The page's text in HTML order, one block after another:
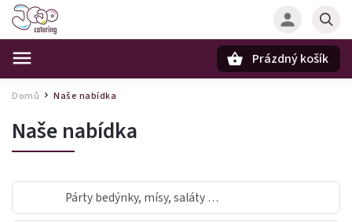
Prázdný košík
Domů / Naše nabídka
Naše nabídka
Párty bedýnky, mísy, saláty …